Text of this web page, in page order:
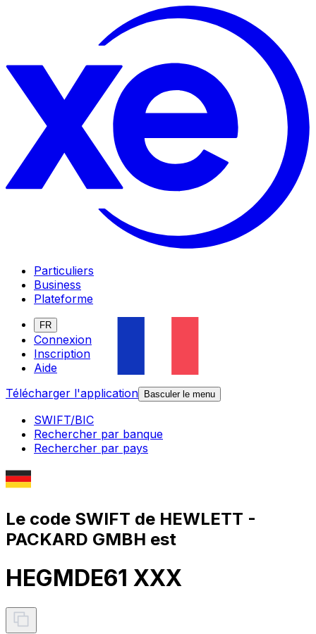
Particuliers
Business
Plateforme
FR
Connexion
Inscription
Aide
Télécharger l'application
Basculer le menu
SWIFT/BIC
Rechercher par banque
Rechercher par pays
Le code SWIFT de HEWLETT -
PACKARD GMBH est
HEGMDE61 XXX